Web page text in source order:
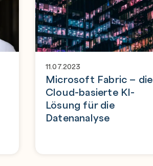
11.07.2023
Microsoft Fabric – die
Cloud-basierte KI-
Lösung für die
Datenanalyse